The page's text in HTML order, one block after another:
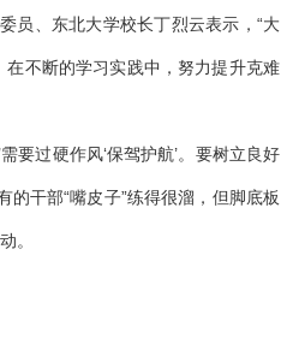
员、东北大学校长丁烈云表示，“大
不断的学习实践中，努力提升克难
过硬作风‘保驾护航’。要树立良好
干部“嘴皮子”练得很溜，但脚底板
。